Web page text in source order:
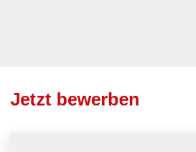
Jetzt bewerben